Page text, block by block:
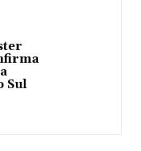
Sul